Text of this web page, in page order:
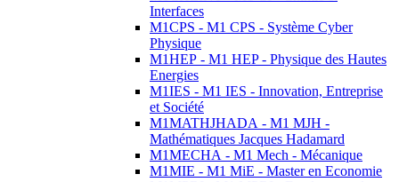
Interfaces
M1CPS - M1 CPS - Système Cyber
Physique
M1HEP - M1 HEP - Physique des Hautes
Energies
M1IES - M1 IES - Innovation, Entreprise
et Société
M1MATHJHADA - M1 MJH -
Mathématiques Jacques Hadamard
M1MECHA - M1 Mech - Mécanique
M1MIE - M1 MiE - Master en Economie